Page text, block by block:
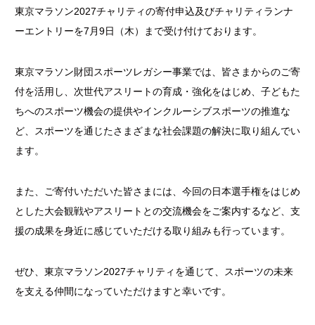
東京マラソン2027チャリティの寄付申込及びチャリティランナ
ーエントリーを7月9日（木）まで受け付けております。
東京マラソン財団スポーツレガシー事業では、皆さまからのご寄
付を活用し、次世代アスリートの育成・強化をはじめ、子どもた
ちへのスポーツ機会の提供やインクルーシブスポーツの推進な
ど、スポーツを通じたさまざまな社会課題の解決に取り組んでい
ます。
また、ご寄付いただいた皆さまには、今回の日本選手権をはじめ
とした大会観戦やアスリートとの交流機会をご案内するなど、支
援の成果を身近に感じていただける取り組みも行っています。
ぜひ、東京マラソン2027チャリティを通じて、スポーツの未来
を支える仲間になっていただけますと幸いです。